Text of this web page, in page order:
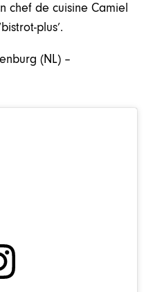
chef de cuisine Camiel
plus’.
(NL) –